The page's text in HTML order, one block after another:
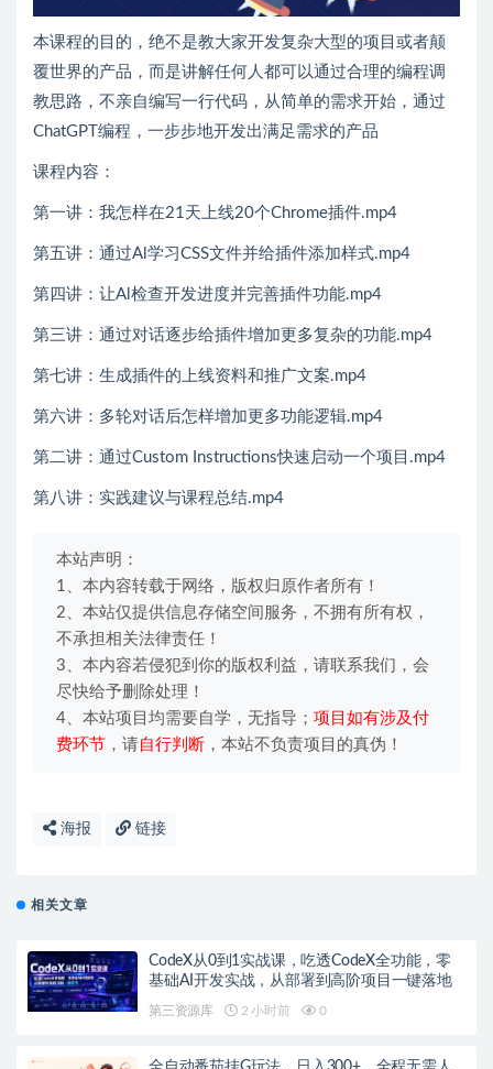
本课程的目的，绝不是教大家开发复杂大型的项目或者颠
覆世界的产品，而是讲解任何人都可以通过合理的编程调
教思路，不亲自编写一行代码，从简单的需求开始，通过
ChatGPT编程，一步步地开发出满足需求的产品
课程内容：
第一讲：我怎样在21天上线20个Chrome插件.mp4
第五讲：通过Al学习CSS文件并给插件添加样式.mp4
第四讲：让Al检查开发进度并完善插件功能.mp4
第三讲：通过对话逐步给插件增加更多复杂的功能.mp4
第七讲：生成插件的上线资料和推广文案.mp4
第六讲：多轮对话后怎样增加更多功能逻辑.mp4
第二讲：通过Custom Instructions快速启动一个项目.mp4
第八讲：实践建议与课程总结.mp4
本站声明：
1、本内容转载于网络，版权归原作者所有！
2、本站仅提供信息存储空间服务，不拥有所有权，
不承担相关法律责任！
3、本内容若侵犯到你的版权利益，请联系我们，会
尽快给予删除处理！
4、本站项目均需要自学，无指导； 项目如有涉及付
费环节 ，请自行判断 ，本站不负责项目的真伪！
海报 链接
相关文章
CodeX从0到1实战课，吃透CodeX全功能，零
基础AI开发实战，从部署到高阶项目一键落地
第三资源库 2 小时前 0